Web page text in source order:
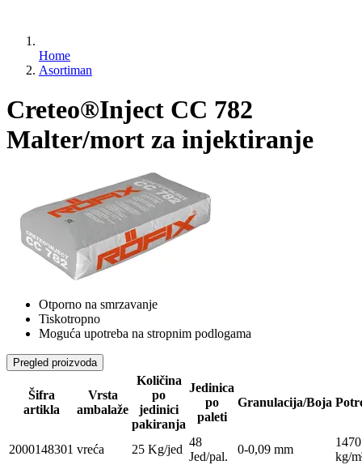
Home
Asortiman
Creteo®Inject CC 782
Malter/mort za injektiranje
Otporno na smrzavanje
Tiskotropno
Moguća upotreba na stropnim podlogama
Pregled proizvoda
Šifra
artikla
Vrsta
ambalaže
Količina
po
jedinici
pakiranja
Jedinica
po
paleti
Granulacija/Boja
2000148301 vreća 25 Kg/jed
48
Jed/pal.
0-0,09 mm
1470
kg/